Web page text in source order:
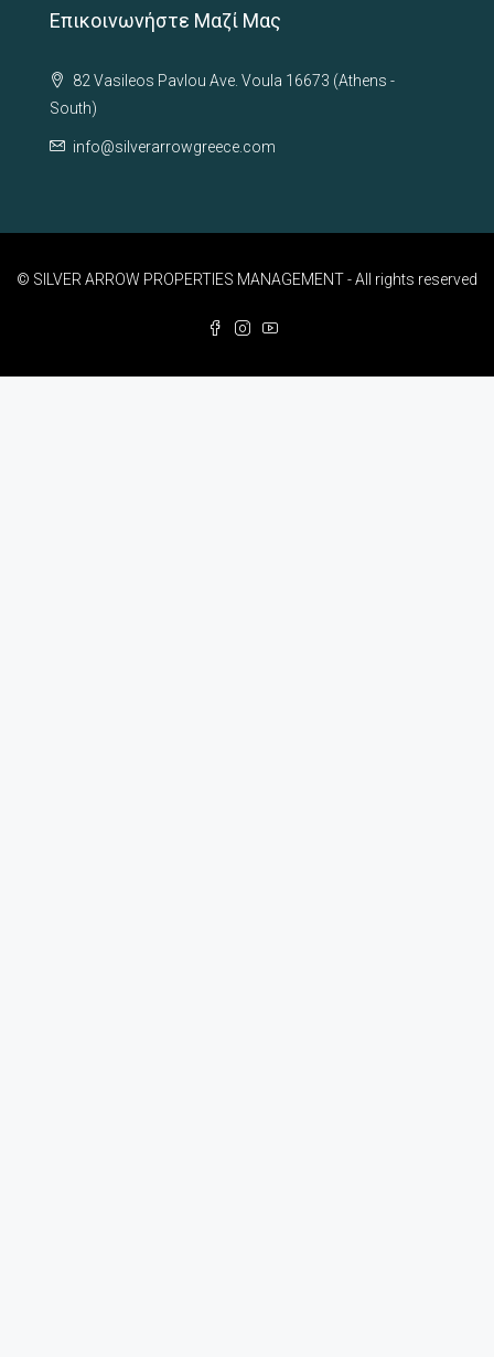
Επικοινωνήστε Μαζί Μας
82 Vasileos Pavlou Ave. Voula 16673 (Athens -
South)
info@silverarrowgreece.com
© SILVER ARROW PROPERTIES MANAGEMENT - All rights reserved